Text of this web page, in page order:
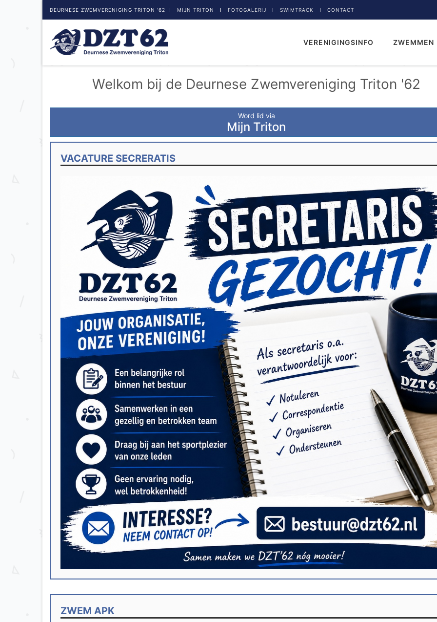
DEURNESE ZWEMVERENIGING TRITON '62 MIJN TRITON FOTOGALERIJ SWIMTRACK CONTACT
VERENIGINGSINFO ZWEMMEN
Welkom bij de Deurnese Zwemvereniging Triton '62
Word lid via
Mijn Triton
VACATURE SECRERATIS
ZWEM APK